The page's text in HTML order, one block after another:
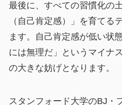
最後に、すべての習慣化の
（自己肯定感）」を育てる
ます。自己肯定感が低い状
には無理だ」というマイナ
の大きな妨げとなります。
スタンフォード大学のBJ・